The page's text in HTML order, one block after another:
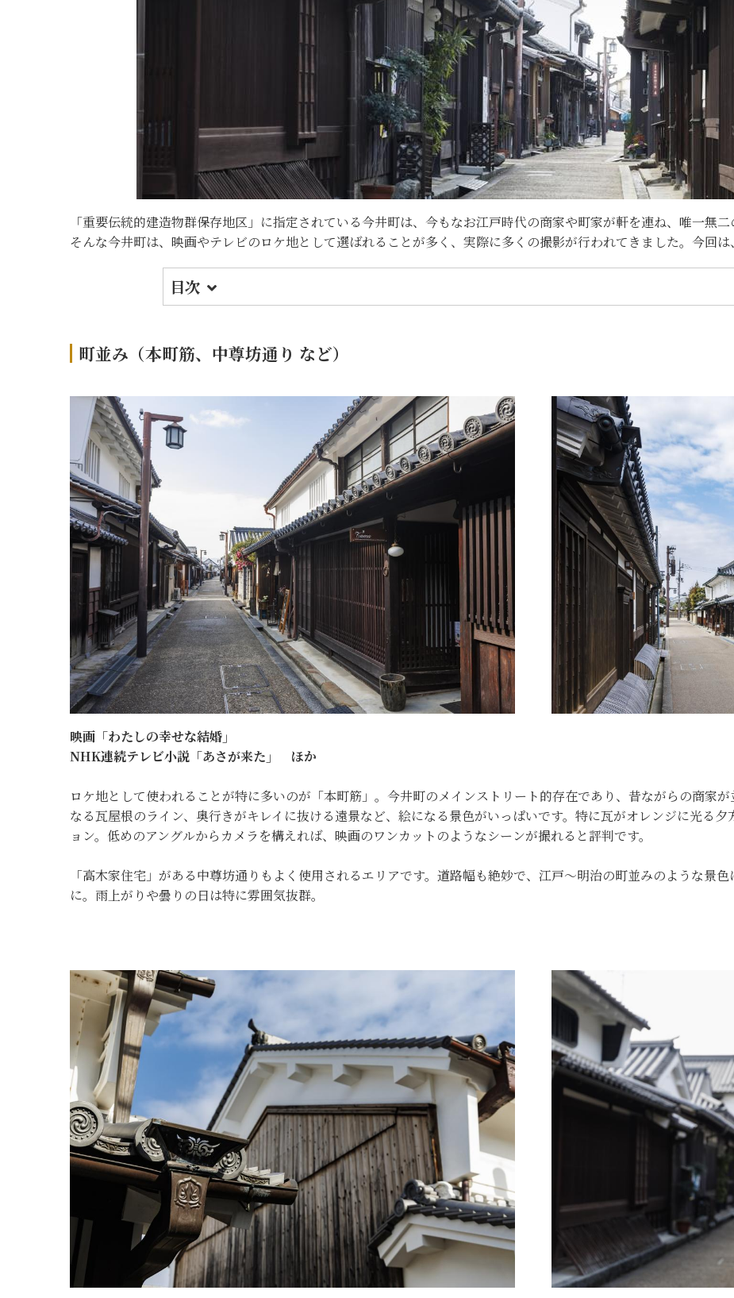
「重要伝統的建造物群保存地区」に指定されている今井町は、今もなお江戸時代の商家や町家が軒を連ね、唯一無二
そんな今井町は、映画やテレビのロケ地として選ばれることが多く、実際に多くの撮影が行われてきました。今回は
目次
1. 町並み（本町筋、中尊坊通り など）
3.
今井景観支援センター
5. 今井まちや館
町並み（本町筋、中尊坊通り など）
映画「わたしの幸せな結婚」
NHK連続テレビ小説「あさが来た」 ほか
ロケ地として使われることが特に多いのが「本町筋」。今井町のメインストリート的存在であり、昔ながらの商家
なる瓦屋根のライン、奥行きがキレイに抜ける遠景など、絵になる景色がいっぱいです。特に瓦がオレンジに光る
ョン。低めのアングルからカメラを構えれば、映画のワンカットのようなシーンが撮れると評判です。
「高木家住宅」がある中尊坊通りもよく使用されるエリアです。道路幅も絶妙で、江戸～明治の町並みのような景
に。雨上がりや曇りの日は特に雰囲気抜群。